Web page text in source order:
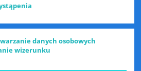
danych osobowych
wizerunku